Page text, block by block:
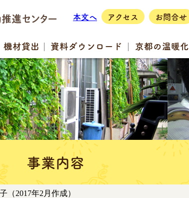
本文へ アクセス お問合せ
機材貸出 資料ダウンロード 京都の温暖化
事業内容
（2017年2月作成）